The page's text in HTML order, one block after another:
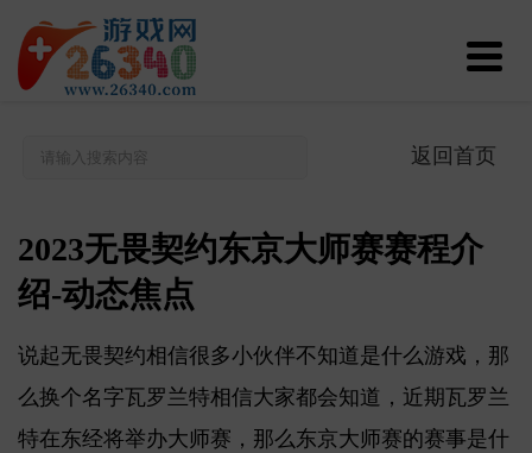
返回首页
2023无畏契约东京大师赛赛程介
绍-动态焦点
说起无畏契约相信很多小伙伴不知道是什么游戏，那
么换个名字瓦罗兰特相信大家都会知道，近期瓦罗兰
特在东经将举办大师赛，那么东京大师赛的赛事是什